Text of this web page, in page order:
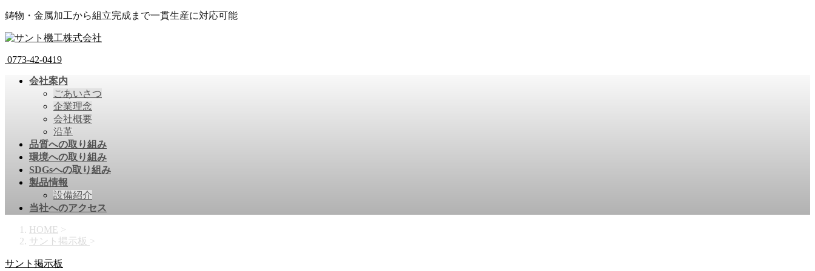
鋳物・金属加工から組立完成まで一貫生産に対応可能
0773-42-0419
会社案内
ごあいさつ
企業理念
会社概要
沿革
品質への取り組み
環境への取り組み
SDGsへの取り組み
製品情報
設備紹介
当社へのアクセス
HOME >
サント掲示板 >
サント掲示板